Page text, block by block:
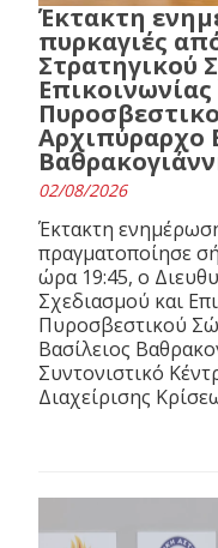
Έκτακτη
πυρκαγιές
Στρατηγικού
Αρχιπύραρχο
02/08/2026
Έκτακτη
πραγματοποίησε
ώρα 19:45, ο
Σχεδιασμού και
Πυροσβεστικού
Βασίλειος
Συντονιστικό
Διαχείρισης